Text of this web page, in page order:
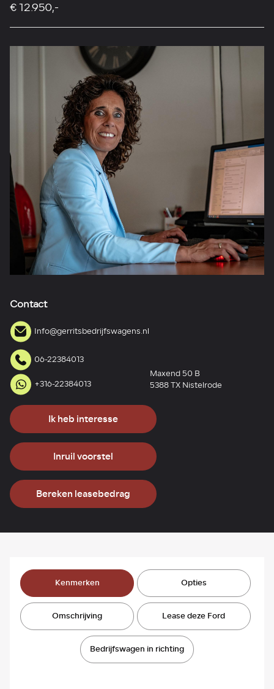
€ 12.950,-
Contact
Info@gerritsbedrijfswagens.nl
06-22384013
Maxend 50 B
5388 TX Nistelrode
+316-22384013
Ik heb interesse
Inruil voorstel
Bereken leasebedrag
Kenmerken Opties
Omschrijving Lease deze Ford
Bedrijfswagen in richting